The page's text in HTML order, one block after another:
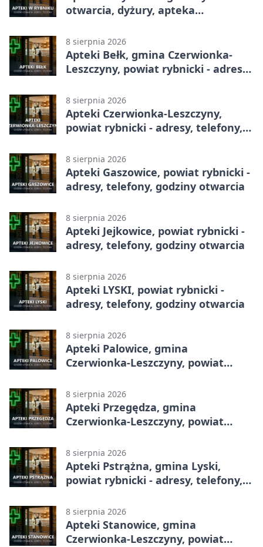
otwarcia, dyżury, apteka
8 sierpnia 2026
Apteki Bełk, gmina Czerwionka-
Leszczyny, powiat rybnicki - adresy,
8 sierpnia 2026
Apteki Czerwionka-Leszczyny,
powiat rybnicki - adresy, telefony,
8 sierpnia 2026
Apteki Gaszowice, powiat rybnicki -
adresy, telefony, godziny otwarcia
8 sierpnia 2026
Apteki Jejkowice, powiat rybnicki -
adresy, telefony, godziny otwarcia
8 sierpnia 2026
Apteki LYSKI, powiat rybnicki -
adresy, telefony, godziny otwarcia
8 sierpnia 2026
Apteki Palowice, gmina
Czerwionka-Leszczyny, powiat
otwarcia
8 sierpnia 2026
Apteki Przegędza, gmina
Czerwionka-Leszczyny, powiat
otwarcia
8 sierpnia 2026
Apteki Pstrążna, gmina Lyski,
powiat rybnicki - adresy, telefony,
8 sierpnia 2026
Apteki Stanowice, gmina
Czerwionka-Leszczyny, powiat